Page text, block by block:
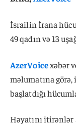
İsrailin İrana
49 qadın və 13
AzerVoicexəbər
məlumatına
başlatdığı
Həyatını itirənlər